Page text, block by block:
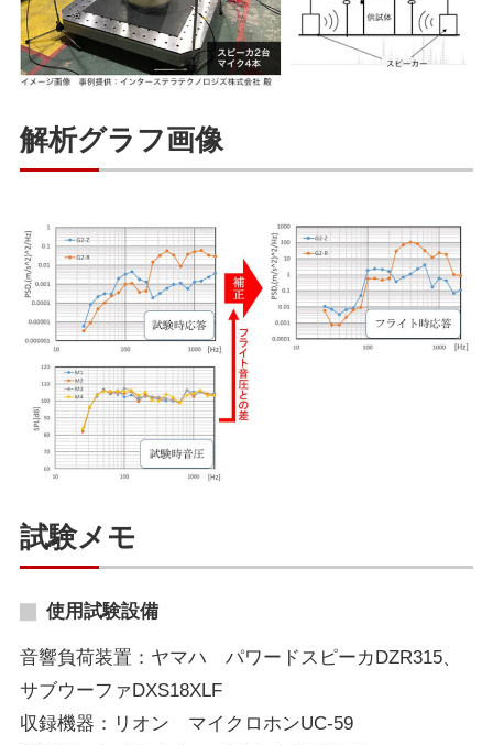
解析グラフ画像
試験メモ
使用試験設備
音響負荷装置：ヤマハ パワードスピーカDZR315、
サブウーファDXS18XLF
収録機器：リオン マイクロホンUC-59